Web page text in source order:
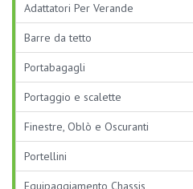
Adattatori Per Verande
Barre da tetto
Portabagagli
Portaggio e scalette
Finestre, Oblò e Oscuranti
Portellini
Equipaggiamento Chassis